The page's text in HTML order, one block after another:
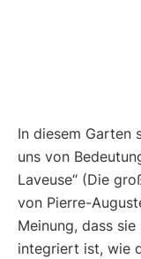
In diesem Garten
uns von
Laveuse“ (Die
von Pierre-
Meinung, dass
integriert ist, wie